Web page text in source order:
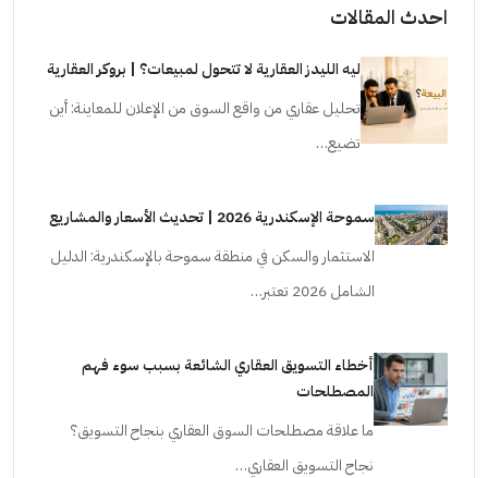
احدث المقالات
ليه الليدز العقارية لا تتحول لمبيعات؟ | بروكر العقارية
تحليل عقاري من واقع السوق من الإعلان للمعاينة: أين
تضيع…
سموحة الإسكندرية 2026 | تحديث الأسعار والمشاريع
الاستثمار والسكن في منطقة سموحة بالإسكندرية: الدليل
الشامل 2026 تعتبر…
أخطاء التسويق العقاري الشائعة بسبب سوء فهم
المصطلحات
ما علاقة مصطلحات السوق العقاري بنجاح التسويق؟
نجاح التسويق العقاري…